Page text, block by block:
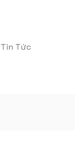
Tin Tức